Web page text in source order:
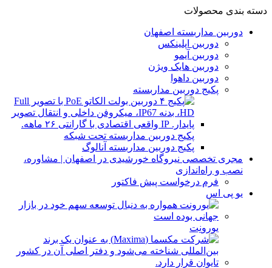
دسته بندی محصولات
دوربین مداربسته اصفهان
دوربین اپلینکس
دوربین آیمو
دوربین هایک ویژن
دوربین داهوا
پکیج دوربین مداربسته
پکیج دوربین مداربسته تحت شبکه
پکیج دوربین مداربسته آنالوگ
مجری تخصصی نیروگاه خورشیدی در اصفهان | مشاوره،
نصب و راه‌اندازی
فرم درخواست پیش فاکتور
یو پی اس
یورونِت